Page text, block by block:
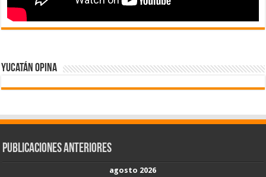
Yucatán Opina
Publicaciones Anteriores
agosto 2026